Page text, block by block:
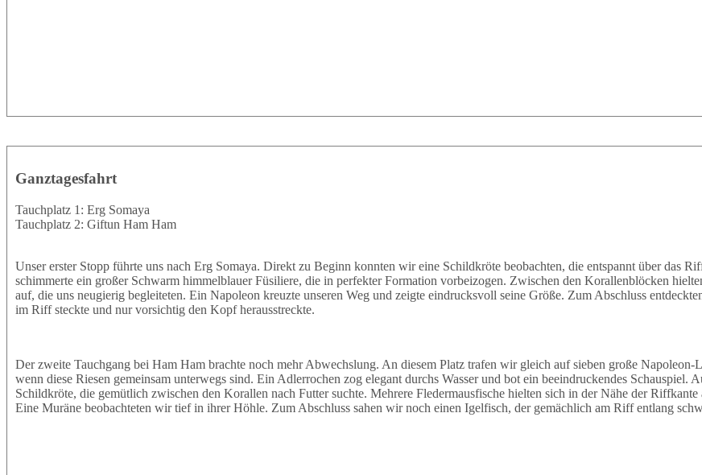
Ganztagesfahrt
Tauchplatz 1: Erg Somaya
Tauchplatz 2: Giftun Ham Ham
Unser erster Stopp führte uns nach Erg Somaya. Direkt zu Beginn konnten wir eine Schildkröte beobachten, die entspannt über das
schimmerte ein großer Schwarm himmelblauer Füsiliere, die in perfekter Formation vorbeizogen. Zwischen den Korallenblöcken
auf, die uns neugierig begleiteten. Ein Napoleon kreuzte unseren Weg und zeigte eindrucksvoll seine Größe. Zum Abschluss
im Riff steckte und nur vorsichtig den Kopf herausstreckte.
Der zweite Tauchgang bei Ham Ham brachte noch mehr Abwechslung. An diesem Platz trafen wir gleich auf sieben große Napoleon-
wenn diese Riesen gemeinsam unterwegs sind. Ein Adlerrochen zog elegant durchs Wasser und bot ein beeindruckendes Schauspiel.
Schildkröte, die gemütlich zwischen den Korallen nach Futter suchte. Mehrere Fledermausfische hielten sich in der Nähe der Riffkante
Eine Muräne beobachteten wir tief in ihrer Höhle. Zum Abschluss sahen wir noch einen Igelfisch, der gemächlich am Riff entlang